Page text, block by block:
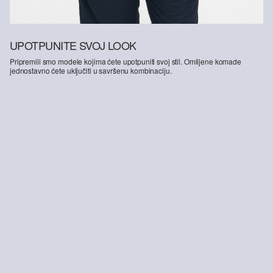
UPOTPUNITE SVOJ LOOK
Pripremili smo modele kojima ćete upotpuniti svoj stil. Omiljene komade
jednostavno ćete uključiti u savršenu kombinaciju.